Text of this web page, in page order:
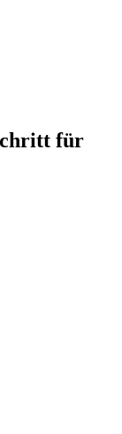
für